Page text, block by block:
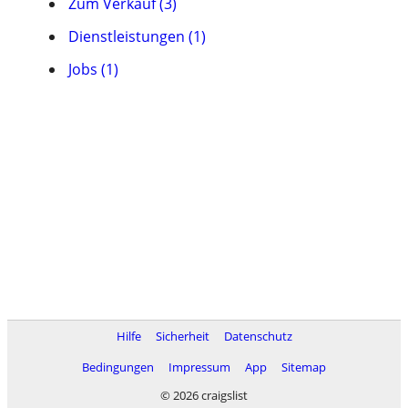
Dienstleistungen (1)
Jobs (1)
Hilfe Sicherheit
Datenschutz
Bedingungen
Impressum App
Sitemap
© 2026 craigslist